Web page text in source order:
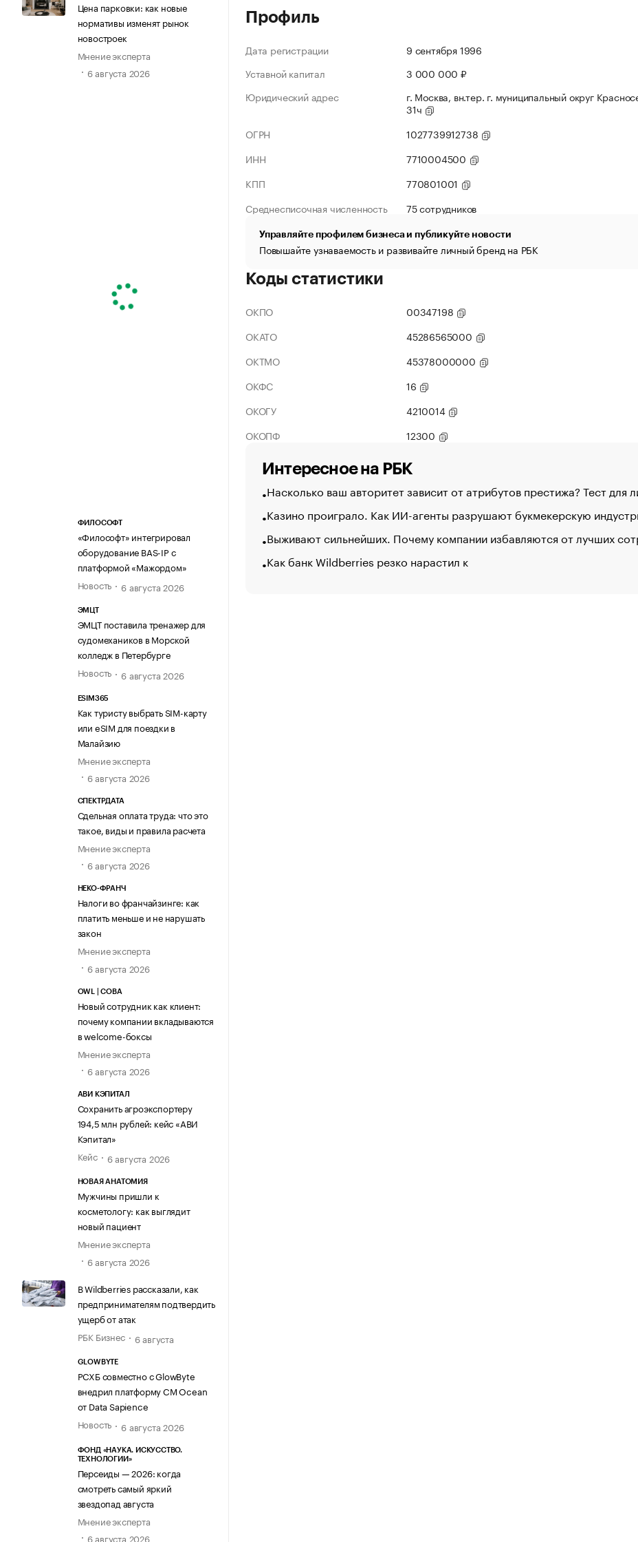
Цена парковки: как новые
нормативы изменят рынок
новостроек
Мнение эксперта
6 августа 2026
ФИЛОСОФТ
«Философт» интегрировал
оборудование BAS-IP с
платформой «Мажордом»
Новость
6 августа 2026
ЭМЦТ
ЭМЦТ поставила тренажер для
судомехаников в Морской
колледж в Петербурге
Новость
6 августа 2026
ESIM365
Как туристу выбрать SIM-карту
или eSIM для поездки в
Малайзию
Мнение эксперта
6 августа 2026
СПЕКТРДАТА
Сдельная оплата труда: что это
такое, виды и правила расчета
Мнение эксперта
6 августа 2026
НЕКО-ФРАНЧ
Налоги во франчайзинге: как
платить меньше и не нарушать
закон
Мнение эксперта
6 августа 2026
OWL | СОВА
Новый сотрудник как клиент:
почему компании вкладываются
в welcome-боксы
Мнение эксперта
6 августа 2026
АВИ КЭПИТАЛ
Сохранить агроэкспортеру
194,5 млн рублей: кейс «АВИ
Кэпитал»
Кейс
6 августа 2026
НОВАЯ АНАТОМИЯ
Мужчины пришли к
косметологу: как выглядит
новый пациент
Мнение эксперта
6 августа 2026
В Wildberries рассказали, как
предпринимателям подтвердить
ущерб от атак
РБК Бизнес
6 августа
GLOWBYTE
РСХБ совместно с GlowByte
внедрил платформу CM Ocean
от Data Sapience
Новость
6 августа 2026
ФОНД «НАУКА. ИСКУССТВО.
ТЕХНОЛОГИИ»
Персеиды — 2026: когда
смотреть самый яркий
звездопад августа
Мнение эксперта
6 августа 2026
Профиль
Дата регистрации
9 сентября 1996
Уставной капитал
3 000 000 ₽
Юридический адрес
г. Москва, вн.тер. г. муниципальный округ
31ч
ОГРН
1027739912738
ИНН
7710004500
КПП
770801001
Среднесписочная численность
75 сотрудников
Управляйте профилем бизнеса и публикуйте новости
Повышайте узнаваемость и развивайте личный бренд на РБК
Коды статистики
ОКПО
00347198
ОКАТО
45286565000
ОКТМО
45378000000
ОКФС
16
ОКОГУ
4210014
ОКОПФ
12300
Интересное на РБК
Насколько ваш авторитет зависит от атрибутов престижа? Тест для
Казино проиграло. Как ИИ-агенты разрушают букмекерскую
Выживают сильнейших. Почему компании избавляются от лучших
Как банк Wildberries резко нарастил к